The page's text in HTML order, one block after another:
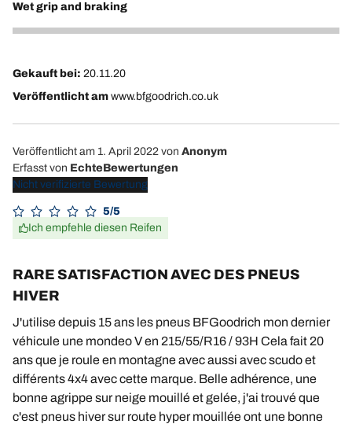
Wet grip and braking
4
Gekauft bei: 20.11.20
Veröffentlicht am www.bfgoodrich.co.uk
Veröffentlicht am 1. April 2022 von Anonym
Erfasst von EchteBewertungen
Nicht verifizierte Bewertung
5/5
Ich empfehle diesen Reifen
RARE SATISFACTION AVEC DES PNEUS
HIVER
J'utilise depuis 15 ans les pneus BFGoodrich mon dernier
véhicule une mondeo V en 215/55/R16 / 93H Cela fait 20
ans que je roule en montagne avec aussi avec scudo et
différents 4x4 avec cette marque. Belle adhérence, une
bonne agrippe sur neige mouillé et gelée, j'ai trouvé que
c'est pneus hiver sur route hyper mouillée ont une bonne